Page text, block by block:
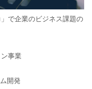
で企業のビジネス課題の
事業
開発